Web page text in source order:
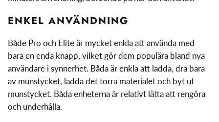
ENKEL ANVÄNDNING
Både Pro och Elite är mycket enkla att använda med
bara en enda knapp, vilket gör dem populära bland nya
användare i synnerhet. Båda är enkla att ladda, dra bara
av munstycket, ladda det torra materialet och byt ut
munstycket. Båda enheterna är relativt lätta att rengöra
och underhålla.